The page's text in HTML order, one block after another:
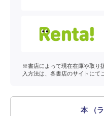
※書店によって現在在庫や取り
入方法は、各書店のサイトにて
本 （